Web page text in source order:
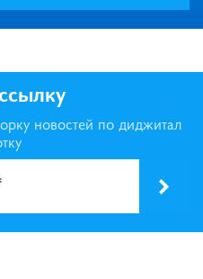
новостей по диджитал